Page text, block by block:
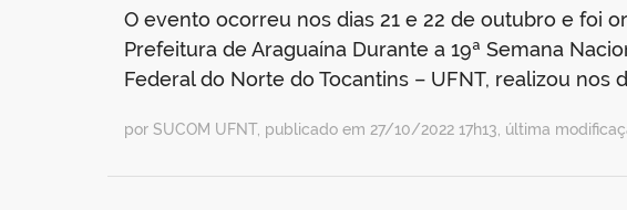
O evento ocorreu nos dias 21 e 22 de outubro e foi
Prefeitura de Araguaína Durante a 19ª Semana
Federal do Norte do Tocantins – UFNT, realizou nos
por SUCOM UFNT, publicado em 27/10/2022 17h13, última